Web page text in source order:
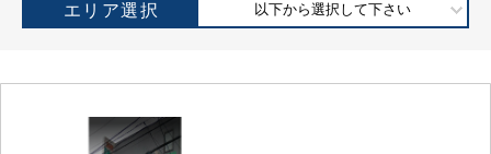
エリア選択 以下から選択して下さい